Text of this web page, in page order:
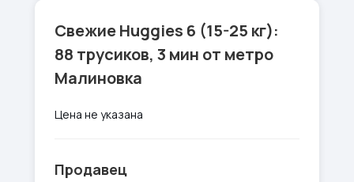
Свежие Huggies 6 (15-25 кг):
88 трусиков, 3 мин от метро
Малиновка
Цена не указана
Продавец